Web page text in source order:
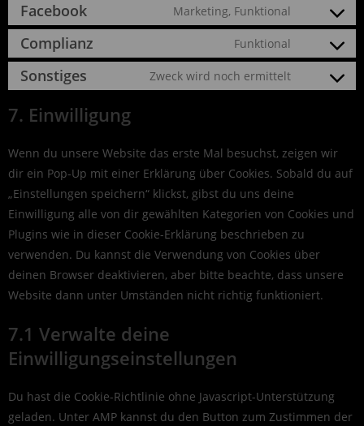
Facebook Marketing, Funktional
Complianz Funktional
Sonstiges Zweck wird noch ermittelt
7. Einwilligung
Wenn du unsere Website das erste Mal besuchst, zeigen wir
dir ein Pop-Up mit einer Erklärung über Cookies. Sobald du auf
„Einstellungen speichern“ klickst, gibst du uns deine
Einwilligung alle von dir gewählten Kategorien von Cookies und
Plugins wie in dieser Cookie-Erklärung beschrieben zu
verwenden. Du kannst die Verwendung von Cookies über
deinen Browser deaktivieren, aber bitte beachte, dass unsere
Website dann unter Umständen nicht richtig funktioniert.
7.1 Verwalte deine
Einwilligungseinstellungen
Du hast die Cookie-Richtlinie ohne Javascript-Unterstützung
geladen. Unter AMP kannst du den Button zum Zustimmen der